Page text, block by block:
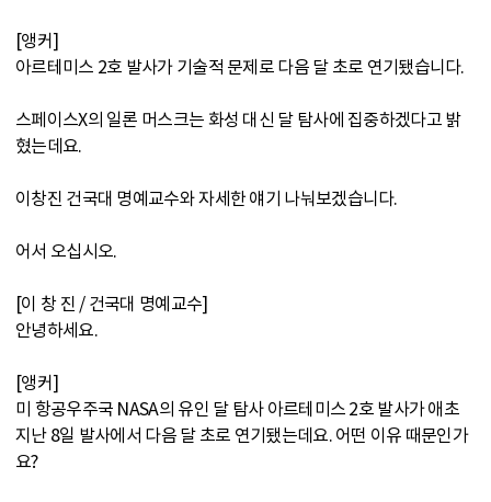
[앵커]
아르테미스 2호 발사가 기술적 문제로 다음 달 초로 연기됐습니다.
스페이스X의 일론 머스크는 화성 대신 달 탐사에 집중하겠다고 밝
혔는데요.
이창진 건국대 명예교수와 자세한 얘기 나눠보겠습니다.
어서 오십시오.
[이 창 진 / 건국대 명예교수]
안녕하세요.
[앵커]
미 항공우주국 NASA의 유인 달 탐사 아르테미스 2호 발사가 애초
지난 8일 발사에서 다음 달 초로 연기됐는데요. 어떤 이유 때문인가
요?